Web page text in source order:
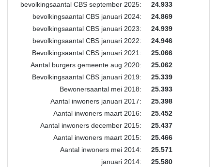
bevolkingsaantal CBS september 2025:
24.933
bevolkingsaantal CBS januari 2024:
24.869
bevolkingsaantal CBS januari 2023:
24.939
bevolkingsaantal CBS januari 2022:
24.946
Bevolkingsaantal CBS januari 2021:
25.066
Aantal burgers gemeente aug 2020:
25.062
Bevolkingsaantal CBS januari 2019:
25.339
Bewonersaantal mei 2018:
25.393
Aantal inwoners januari 2017:
25.398
Aantal inwoners maart 2016:
25.452
Aantal inwoners december 2015:
25.437
Aantal inwoners maart 2015:
25.466
Aantal inwoners mei 2014:
25.571
januari 2014:
25.580